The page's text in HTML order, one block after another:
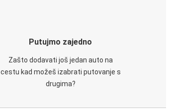
Putujmo zajedno
Zašto dodavati još jedan auto na
cestu kad možeš izabrati putovanje s
drugima?